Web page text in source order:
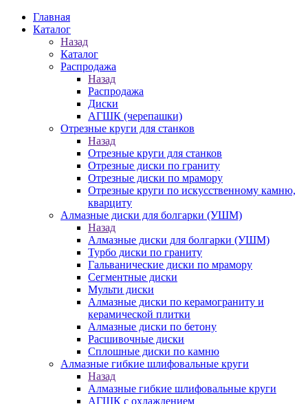
Главная
Каталог
Назад
Каталог
Распродажа
Назад
Распродажа
Диски
АГШК (черепашки)
Отрезные круги для станков
Назад
Отрезные круги для станков
Отрезные диски по граниту
Отрезные диски по мрамору
Отрезные круги по искусственному камню,
кварциту
Алмазные диски для болгарки (УШМ)
Назад
Алмазные диски для болгарки (УШМ)
Турбо диски по граниту
Гальванические диски по мрамору
Сегментные диски
Мульти диски
Алмазные диски по керамограниту и
керамической плитки
Алмазные диски по бетону
Расшивочные диски
Сплошные диски по камню
Алмазные гибкие шлифовальные круги
Назад
Алмазные гибкие шлифовальные круги
АГШК с охлаждением